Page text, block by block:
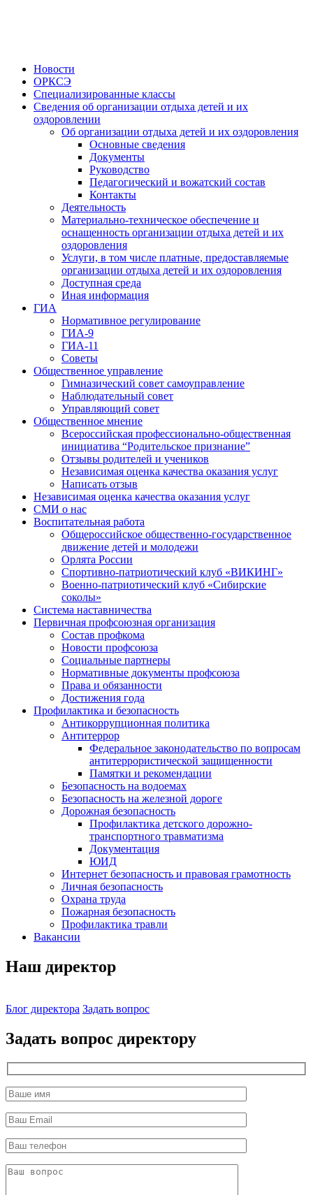
Новости
ОРКСЭ
Специализированные классы
Сведения об организации отдыха детей и их
оздоровлении
Об организации отдыха детей и их оздоровления
Основные сведения
Документы
Руководство
Педагогический и вожатский состав
Контакты
Деятельность
Материально-техническое обеспечение и
оснащенность организации отдыха детей и их
оздоровления
Услуги, в том числе платные, предоставляемые
организации отдыха детей и их оздоровления
Доступная среда
Иная информация
ГИА
Нормативное регулирование
ГИА-9
ГИА-11
Советы
Общественное управление
Гимназический совет самоуправление
Наблюдательный совет
Управляющий совет
Общественное мнение
Всероссийская профессионально-общественная
инициатива “Родительское признание”
Отзывы родителей и учеников
Независимая оценка качества оказания услуг
Написать отзыв
Независимая оценка качества оказания услуг
СМИ о нас
Воспитательная работа
Общероссийское общественно-государственное
движение детей и молодежи
Орлята России
Спортивно-патриотический клуб «ВИКИНГ»
Военно-патриотический клуб «Сибирские
соколы»
Система наставничества
Первичная профсоюзная организация
Состав профкома
Новости профсоюза
Социальные партнеры
Нормативные документы профсоюза
Права и обязанности
Достижения года
Профилактика и безопасность
Антикоррупционная политика
Антитеррор
Федеральное законодательство по вопросам
антитеррористической защищенности
Памятки и рекомендации
Безопасность на водоемах
Безопасность на железной дороге
Дорожная безопасность
Профилактика детского дорожно-
транспортного травматизма
Документация
ЮИД
Интернет безопасность и правовая грамотность
Личная безопасность
Охрана труда
Пожарная безопасность
Профилактика травли
Вакансии
Наш директор
Блог директора Задать вопрос
Задать вопрос директору